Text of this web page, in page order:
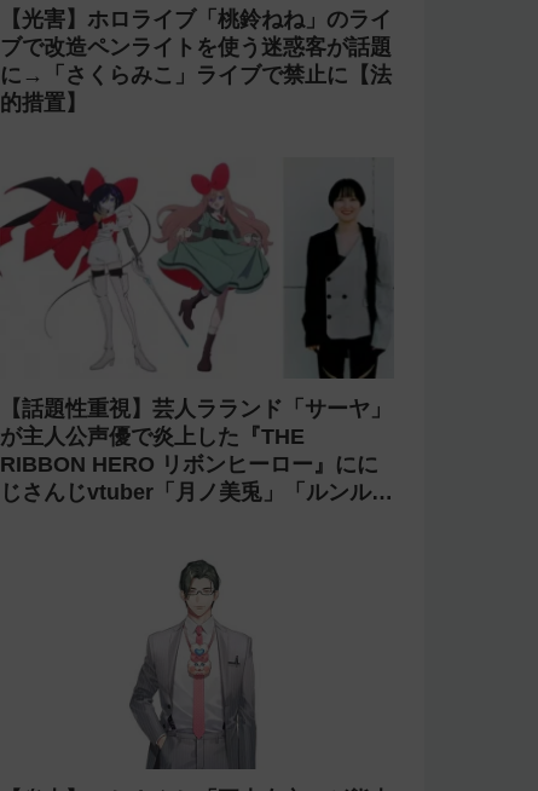
【光害】ホロライブ「桃鈴ねね」のライ
ブで改造ペンライトを使う迷惑客が話題
に→「さくらみこ」ライブで禁止に【法
的措置】
【話題性重視】芸人ラランド「サーヤ」
が主人公声優で炎上した『THE
RIBBON HERO リボンヒーロー』にに
じさんじvtuber「月ノ美兎」「ルンル